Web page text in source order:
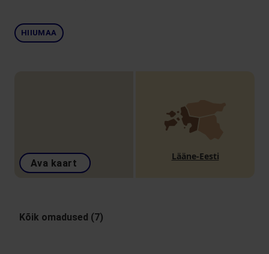
HIIUMAA
Ava kaart
Lääne-Eesti
Kõik omadused (7)